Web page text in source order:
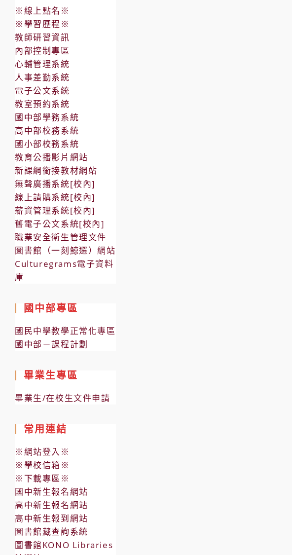
※線上點名※
※學習歷程※
教師研習資訊
內部控制專區
心輔管理系統
人事差勤系統
電子公文系統
教室預約系統
國中部學務系統
高中部校務系統
國小部校務系統
教育公播影片網站
新課綱銜接教材網站
無聲廣播系統[校內]
線上請購系統[校內]
薪資管理系統[校內]
舊電子公文系統[校內]
職業安全衛生管理文件
圖書館（一刻鯨選）網站
Culturegrams電子資料
庫
國中部專區
國民中學教學正常化專區
國中部－課程計劃
畢業生專區
畢業生/在校生文件申請
常用連結
※網站登入※
※學校信箱※
※下載專區※
國中新生報名網站
高中新生報名網站
高中新生報到網站
圖書館藏查詢系統
圖書館KONO Libraries